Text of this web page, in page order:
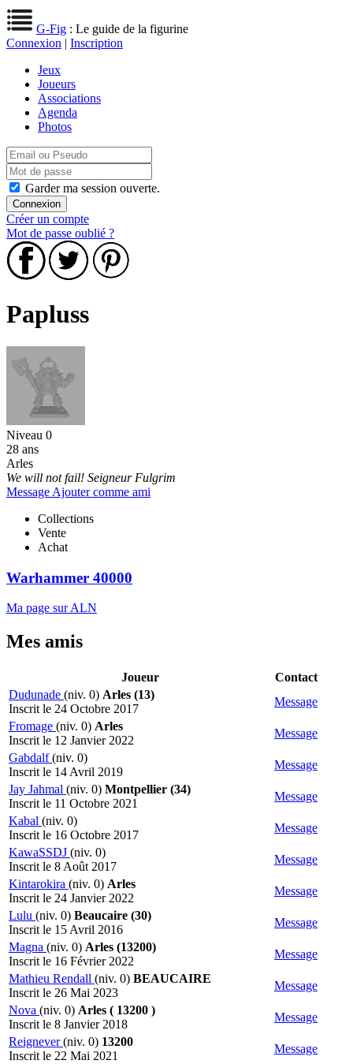
G-Fig : Le guide de la figurine
Connexion | Inscription
Jeux
Joueurs
Associations
Agenda
Photos
Garder ma session ouverte.
Créer un compte
Mot de passe oublié ?
Papluss
Niveau 0
28 ans
Arles
We will not fail! Seigneur Fulgrim
Message Ajouter comme ami
Collections
Vente
Achat
Warhammer 40000
Ma page sur ALN
Mes amis
Joueur
Contact
Dudunade (niv. 0) Arles (13)
Inscrit le 24 Octobre 2017
Message
Fromage (niv. 0) Arles
Inscrit le 12 Janvier 2022
Message
Gabdalf(niv. 0)
Inscrit le 14 Avril 2019
Message
Jay Jahmal (niv. 0) Montpellier (34)
Inscrit le 11 Octobre 2021
Message
Kabal (niv. 0)
Inscrit le 16 Octobre 2017
Message
KawaSSDJ (niv. 0)
Inscrit le 8 Août 2017
Message
Kintarokira (niv. 0) Arles
Inscrit le 24 Janvier 2022
Message
Lulu (niv. 0) Beaucaire (30)
Inscrit le 15 Avril 2016
Message
Magna (niv. 0) Arles (13200)
Inscrit le 16 Février 2022
Message
Mathieu Rendall (niv. 0) BEAUCAIRE
Inscrit le 26 Mai 2023
Message
Nova (niv. 0) Arles ( 13200 )
Inscrit le 8 Janvier 2018
Message
Reignever(niv. 0) 13200
Inscrit le 22 Mai 2021
Message